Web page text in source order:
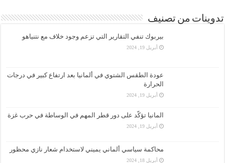
تدوينات من تصنيف
بيربوك تنفي التقارير التي تزعم وجود خلاف مع نتنياهو
أبريل 19, 2024
عودة الطقس الشتوي في ألمانيا بعد ارتفاع كبير في درجات
الحرارة
أبريل 19, 2024
المانيا تؤكّد على دور قطر المهم في الوساطة في حرب غزة
أبريل 19, 2024
محاكمة سياسي ألماني يميني لاستخدام شعار نازي محظور
أبريل 18, 2024